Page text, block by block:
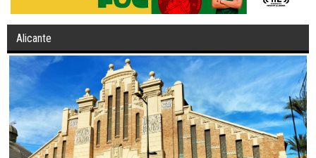
Alicante